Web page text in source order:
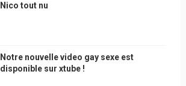
Nico tout nu
Notre nouvelle video gay sexe est
disponible sur xtube !